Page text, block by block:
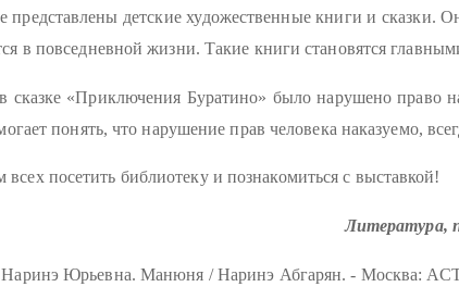
представлены детские художественные книги и сказки.
в повседневной жизни. Такие книги становятся
сказке «Приключения Буратино» было нарушено право
понять, что нарушение прав человека наказуемо,
посетить библиотеку и познакомиться с выставкой!
Литература,
Наринэ Юрьевна. Манюня / Наринэ Абгарян. - Москва: АСТ